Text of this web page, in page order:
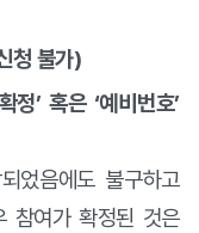
청 불가)
’ 혹은 ‘예비번호’
었음에도 불구하고
참여가 확정된 것은